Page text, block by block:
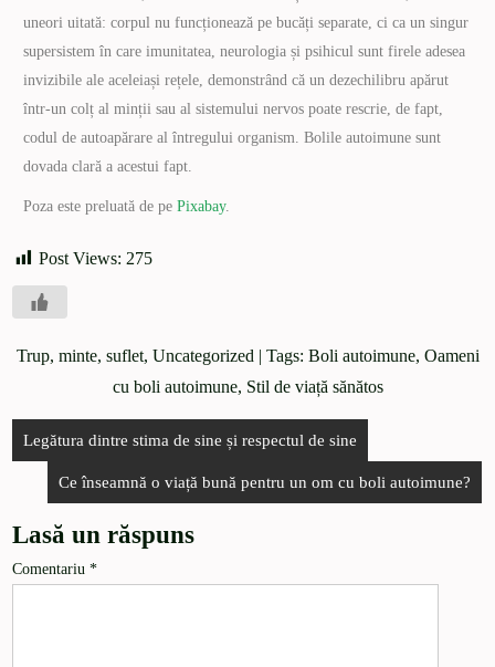
uneori uitată: corpul nu funcționează pe bucăți separate, ci ca un singur
supersistem în care imunitatea, neurologia și psihicul sunt firele adesea
invizibile ale aceleiași rețele, demonstrând că un dezechilibru apărut
într-un colț al minții sau al sistemului nervos poate rescrie, de fapt,
codul de autoapărare al întregului organism. Bolile autoimune sunt
dovada clară a acestui fapt.
Poza este preluată de pePixabay.
Post Views: 275
Trup, minte, suflet, Uncategorized | Tags: Boli autoimune, Oameni
cu boli autoimune, Stil de viață sănătos
Legătura dintre stima de sine și respectul de sine
Ce înseamnă o viață bună pentru un om cu boli autoimune?
Lasă un răspuns
Comentariu*